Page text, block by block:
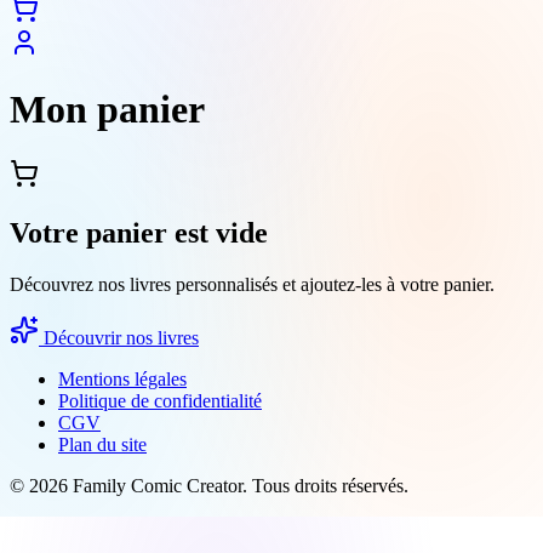
Mon panier
Votre panier est vide
Découvrez nos livres personnalisés et ajoutez-les à votre panier.
Découvrir nos livres
Mentions légales
Politique de confidentialité
CGV
Plan du site
© 2026 Family Comic Creator. Tous droits réservés.